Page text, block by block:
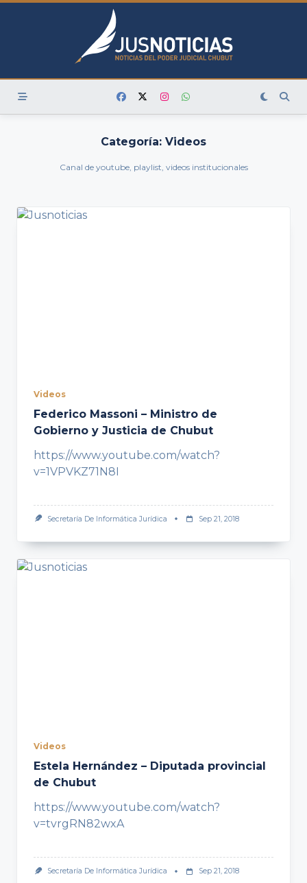
Skip
Categoría: Videos
Canal de youtube, playlist, videos institucionales
Videos
Federico Massoni – Ministro de
Gobierno y Justicia de Chubut
https://www.youtube.com/watch?
v=1VPVKZ71N8I
Secretaría De Informática Jurídica Sep 21, 2018
Videos
Estela Hernández – Diputada provincial
de Chubut
https://www.youtube.com/watch?
v=tvrgRN82wxA
Secretaría De Informática Jurídica Sep 21, 2018